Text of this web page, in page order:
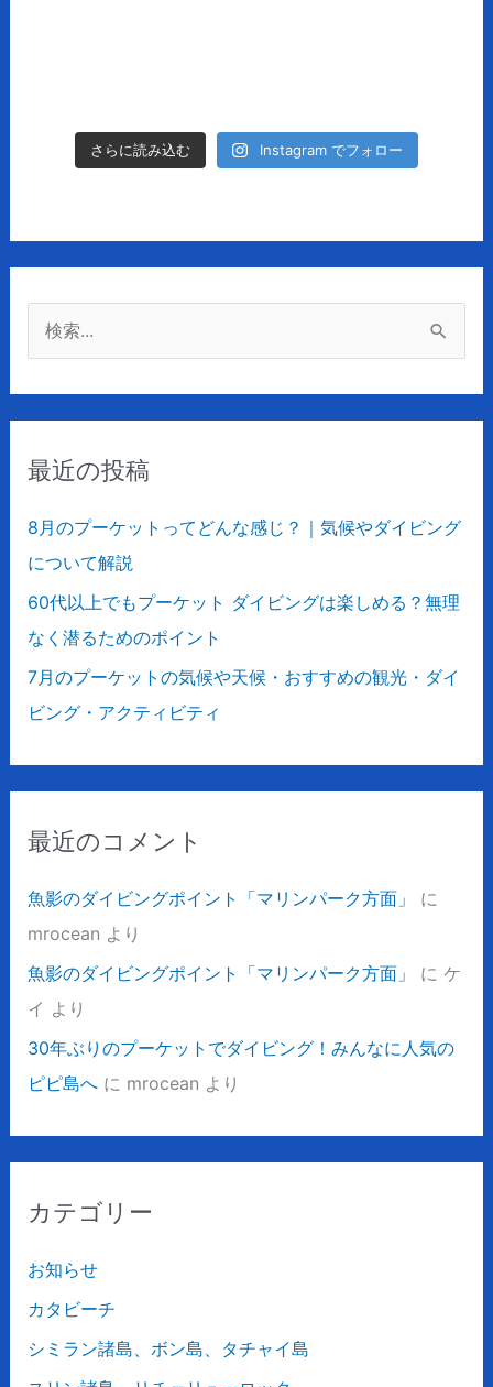
さらに読み込む Instagram でフォロー
:最近の投稿
8月のプーケットってどんな感じ？｜気候やダイビング
について解説
60代以上でもプーケット ダイビングは楽しめる？無理
なく潜るためのポイント
7月のプーケットの気候や天候・おすすめの観光・ダイ
ビング・アクティビティ
最近のコメント
魚影のダイビングポイント「マリンパーク方面」
に
mrocean より
魚影のダイビングポイント「マリンパーク方面」
に ケ
イ より
30年ぶりのプーケットでダイビング！みんなに人気の
ピピ島へに mrocean より
カテゴリー
お知らせ
カタビーチ
シミラン諸島、ボン島、タチャイ島